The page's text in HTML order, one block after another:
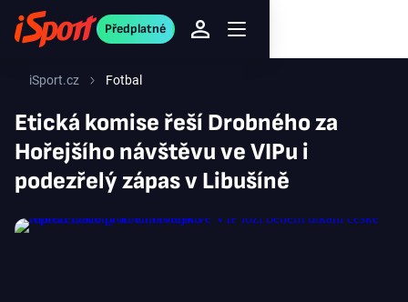
Předplatné
iSport.cz Fotbal
Etická komise řeší Drobného za
Hořejšího návštěvu ve VIPu i
podezřelý zápas v Libušíně